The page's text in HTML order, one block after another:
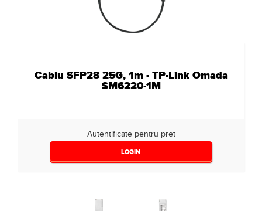
Cablu SFP28 25G, 1m - TP-Link Omada
SM6220-1M
Autentificate pentru pret
LOGIN